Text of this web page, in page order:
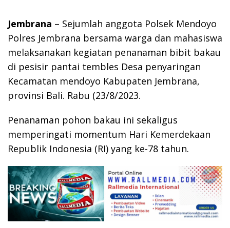
Jembrana – Sejumlah anggota Polsek Mendoyo
Polres Jembrana bersama warga dan mahasiswa
melaksanakan kegiatan penanaman bibit bakau
di pesisir pantai tembles Desa penyaringan
Kecamatan mendoyo Kabupaten Jembrana,
provinsi Bali. Rabu (23/8/2023.
Penanaman pohon bakau ini sekaligus
memperingati momentum Hari Kemerdekaan
Republik Indonesia (RI) yang ke-78 tahun.